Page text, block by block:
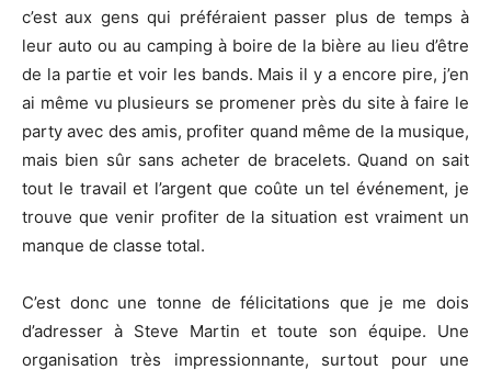
c’est aux gens qui préféraient passer plus de temps à
leur auto ou au camping à boire de la bière au lieu d’être
de la partie et voir les bands. Mais il y a encore pire, j’en
ai même vu plusieurs se promener près du site à faire le
party avec des amis, profiter quand même de la musique,
mais bien sûr sans acheter de bracelets. Quand on sait
tout le travail et l’argent que coûte un tel événement, je
trouve que venir profiter de la situation est vraiment un
manque de classe total.
C’est donc une tonne de félicitations que je me dois
d’adresser à Steve Martin et toute son équipe. Une
organisation très impressionnante, surtout pour une